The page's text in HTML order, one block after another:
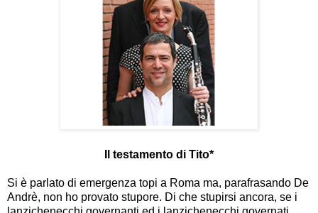
Il testamento di Tito*
Si è parlato di emergenza topi a Roma ma, parafrasando De
Andrè, non ho provato stupore. Di che stupirsi ancora, se i